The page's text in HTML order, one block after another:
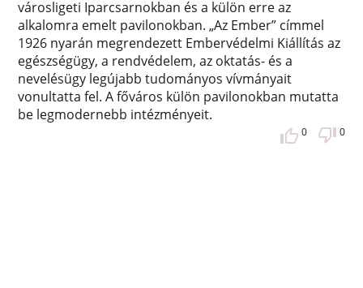
városligeti Iparcsarnokban és a külön erre az
alkalomra emelt pavilonokban. „Az Ember” címmel
1926 nyarán megrendezett Embervédelmi Kiállítás az
egészségügy, a rendvédelem, az oktatás- és a
nevelésügy legújabb tudományos vívmányait
vonultatta fel. A főváros külön pavilonokban mutatta
be legmodernebb intézményeit.
0 0